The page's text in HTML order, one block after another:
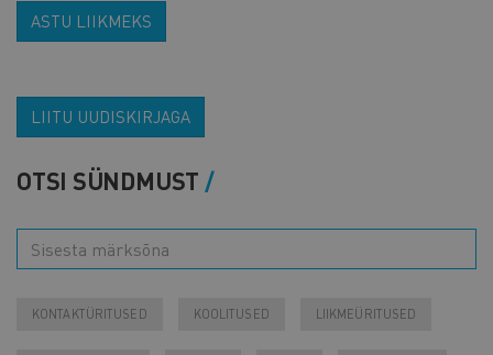
ASTU LIIKMEKS
LIITU UUDISKIRJAGA
OTSI SÜNDMUST
KONTAKTÜRITUSED KOOLITUSED LIIKMEÜRITUSED